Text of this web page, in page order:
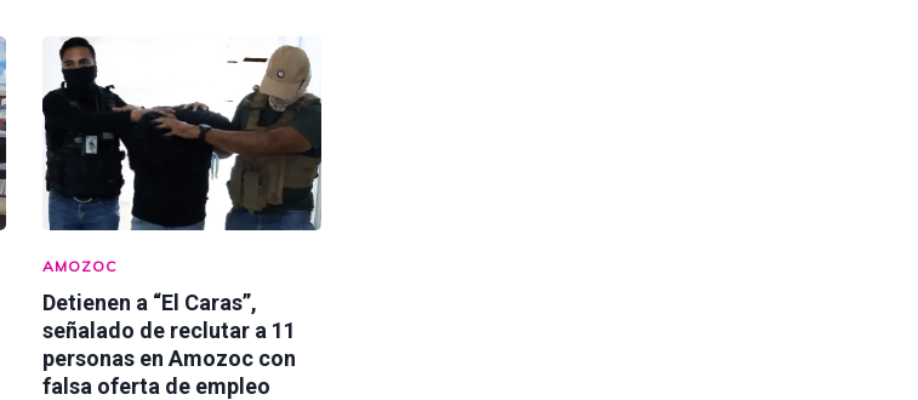
AMOZOC
Detienen a “El Caras”,
señalado de reclutar a 11
personas en Amozoc con
falsa oferta de empleo